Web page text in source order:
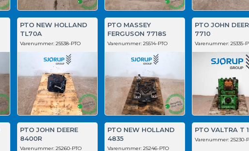
PTO NEW HOLLAND
TL70A
Varenummer: 25538-PTO
PTO MASSEY
FERGUSON 7718S
Varenummer: 25514-PTO
PTO JOHN
7710
Varenummer: 25335-
PTO JOHN DEERE
8400R
Varenummer: 25260-PTO
PTO NEW HOLLAND
4835
Varenummer: 25246-PTO
PTO VALTRA T
Varenummer: 25230-